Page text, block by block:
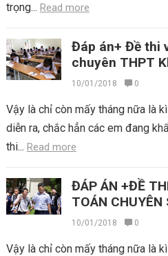
trọng... Read more
Đáp án+ Đề thi
chuyên THPT
2017
10/01/2018 0
Vậy là chỉ còn mấy tháng nữa là
diễn ra, chắc hẳn các em đang
thi... Read more
ĐÁP ÁN +ĐỀ
TOÁN CHUYÊN
NĂM 2017
10/01/2018 0
Vậy là chỉ còn mấy tháng nữa là